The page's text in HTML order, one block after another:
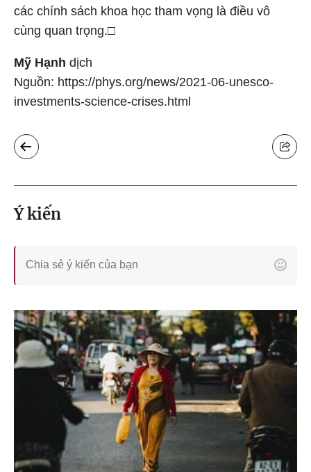
các chính sách khoa học tham vọng là điều vô
cùng quan trọng.□
Mỹ Hạnh dịch
Nguồn: https://phys.org/news/2021-06-unesco-
investments-science-crises.html
Ý kiến